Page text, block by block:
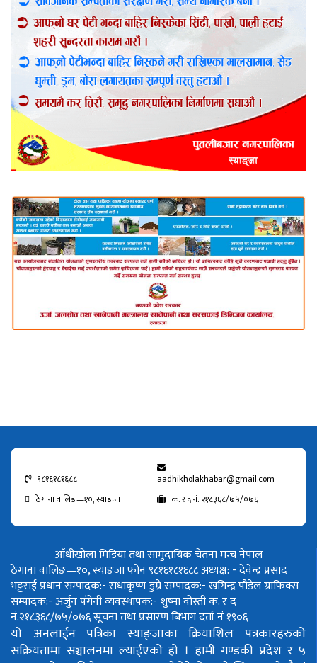
९८१६१८१६८८
aadhikholakhabar@gmail.com
ठेगाना वालिङ—१०, स्याङजा
क. र द नं. २१८३६८/७५/०७६
आँधीखोला मिडिया तथा सामुदायिक चेतना मन्च नेपाल
ठेगाना वालिङ—१०, स्याङजा फोन ९८१६१८१६८८अध्यक्ष: - देवेन्द्र प्रसाद
भट्टराईप्रधान सम्पादक:- राधाकृष्ण डुम्रेसम्पादक:- खगिन्द्र पौडेलग्राफिक्स
सम्पादक:- अर्जुन पंगेनीव्यवस्थापक:- शुष्मा वोस्तीक. र द
नं.२१८३६८/७५/०७६सूचना तथा प्रसारण बिभाग दर्ता नं १९०६
यो अनलाईन पत्रिका स्याङ्जाका क्रियाशिल पत्रकारहरुको
सक्रियतामा सञ्चालनमा ल्याईएको हो । हामी गण्डकी प्रदेश र ५